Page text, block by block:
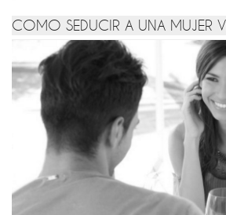
COMO SEDUCIR A UNA MUJER